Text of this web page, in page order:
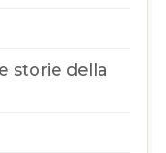
storie della